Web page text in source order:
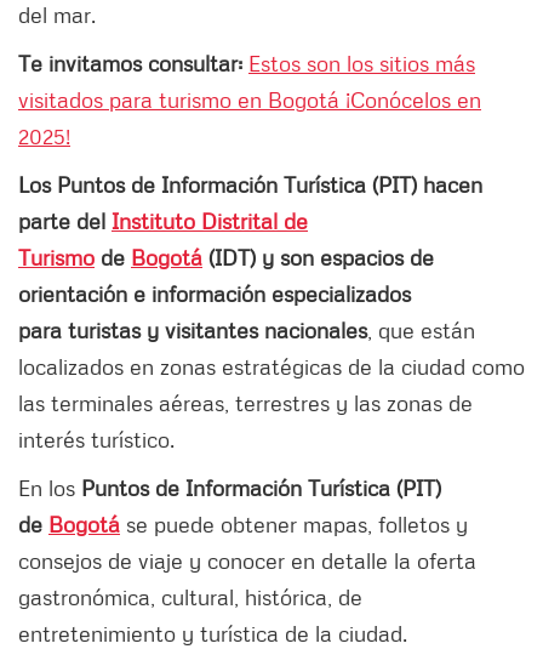
del mar.
Te invitamos consultar: Estos son los sitios más
visitados para turismo en Bogotá ¡Conócelos en
2025!
Los Puntos de Información Turística (PIT) hacen
parte del Instituto Distrital de
Turismo de Bogotá (IDT) y son espacios de
orientación e información especializados
para turistas y visitantes nacionales, que están
localizados en zonas estratégicas de la ciudad como
las terminales aéreas, terrestres y las zonas de
interés turístico.
En los Puntos de Información Turística (PIT)
de Bogotá se puede obtener mapas, folletos y
consejos de viaje y conocer en detalle la oferta
gastronómica, cultural, histórica, de
entretenimiento y turística de la ciudad.